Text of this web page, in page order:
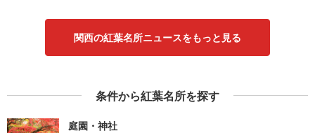
関西の紅葉名所ニュースをもっと見る
条件から紅葉名所を探す
庭園・神社